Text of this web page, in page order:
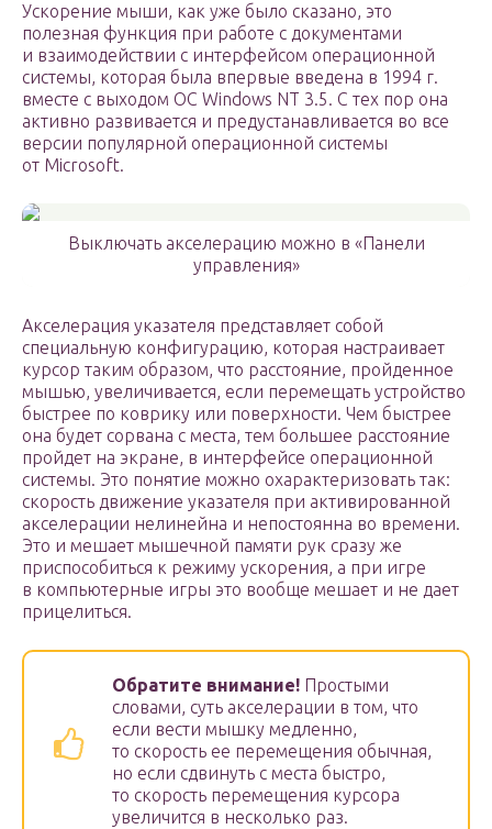
Ускорение мыши, как уже было сказано, это
полезная функция при работе с документами
и взаимодействии с интерфейсом операционной
системы, которая была впервые введена в 1994 г.
вместе с выходом ОС Windows NT 3.5. С тех пор она
активно развивается и предустанавливается во все
версии популярной операционной системы
от Microsoft.
Выключать акселерацию можно в «Панели
управления»
Акселерация указателя представляет собой
специальную конфигурацию, которая настраивает
курсор таким образом, что расстояние, пройденное
мышью, увеличивается, если перемещать устройство
быстрее по коврику или поверхности. Чем быстрее
она будет сорвана с места, тем большее расстояние
пройдет на экране, в интерфейсе операционной
системы. Это понятие можно охарактеризовать так:
скорость движение указателя при активированной
акселерации нелинейна и непостоянна во времени.
Это и мешает мышечной памяти рук сразу же
приспособиться к режиму ускорения, а при игре
в компьютерные игры это вообще мешает и не дает
прицелиться.
Обратите внимание! Простыми
словами, суть акселерации в том, что
если вести мышку медленно,
то скорость ее перемещения обычная,
но если сдвинуть с места быстро,
то скорость перемещения курсора
увеличится в несколько раз.